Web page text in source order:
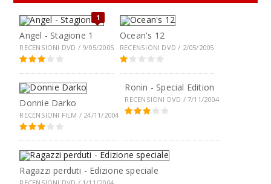
1
Angel - Stagione 1
RECENSIONI DVD / 9/05/2005
Ocean's 12
RECENSIONI DVD / 2/05/2005
Donnie Darko
RECENSIONI FILM / 24/11/2004
Ronin - Special Edition
RECENSIONI DVD / 7/11/2004
Ragazzi perduti - Edizione speciale